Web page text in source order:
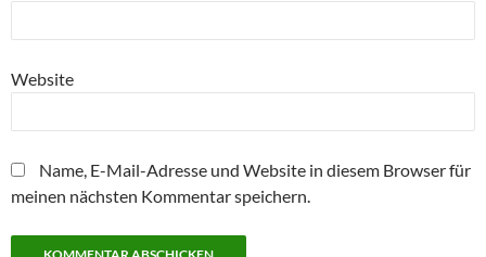
Website
Name, E-Mail-Adresse und Website in diesem Browser für
meinen nächsten Kommentar speichern.